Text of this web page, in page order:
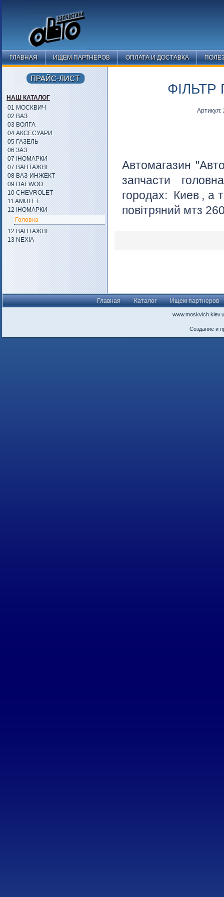
ГЛАВНАЯ ИЩЕМ ПАРТНЕРОВ ОПЛАТА И ДОСТАВКА
ФІЛЬТР
Автомагазин
запчасти
городах: Киев , а
повітряний мтз
ПРАЙС-ЛИСТ
НАШ КАТАЛОГ
01 МОСКВИЧ
02 ВАЗ
03 ВОЛГА
04 АКСЕСУАРИ
05 ГАЗЕЛЬ
06 ЗАЗ
07 ІНОМАРКИ
07 ВАНТАЖНІ
08 ВАЗ-ИНЖЕКТ
09 DAEWOO
10 CHEVROLET
11 AMULET
12 ІНОМАРКИ
Головна
12 ВАНТАЖНІ
13 NEXIA
Главная Каталог Ищем партнеров
Создание и